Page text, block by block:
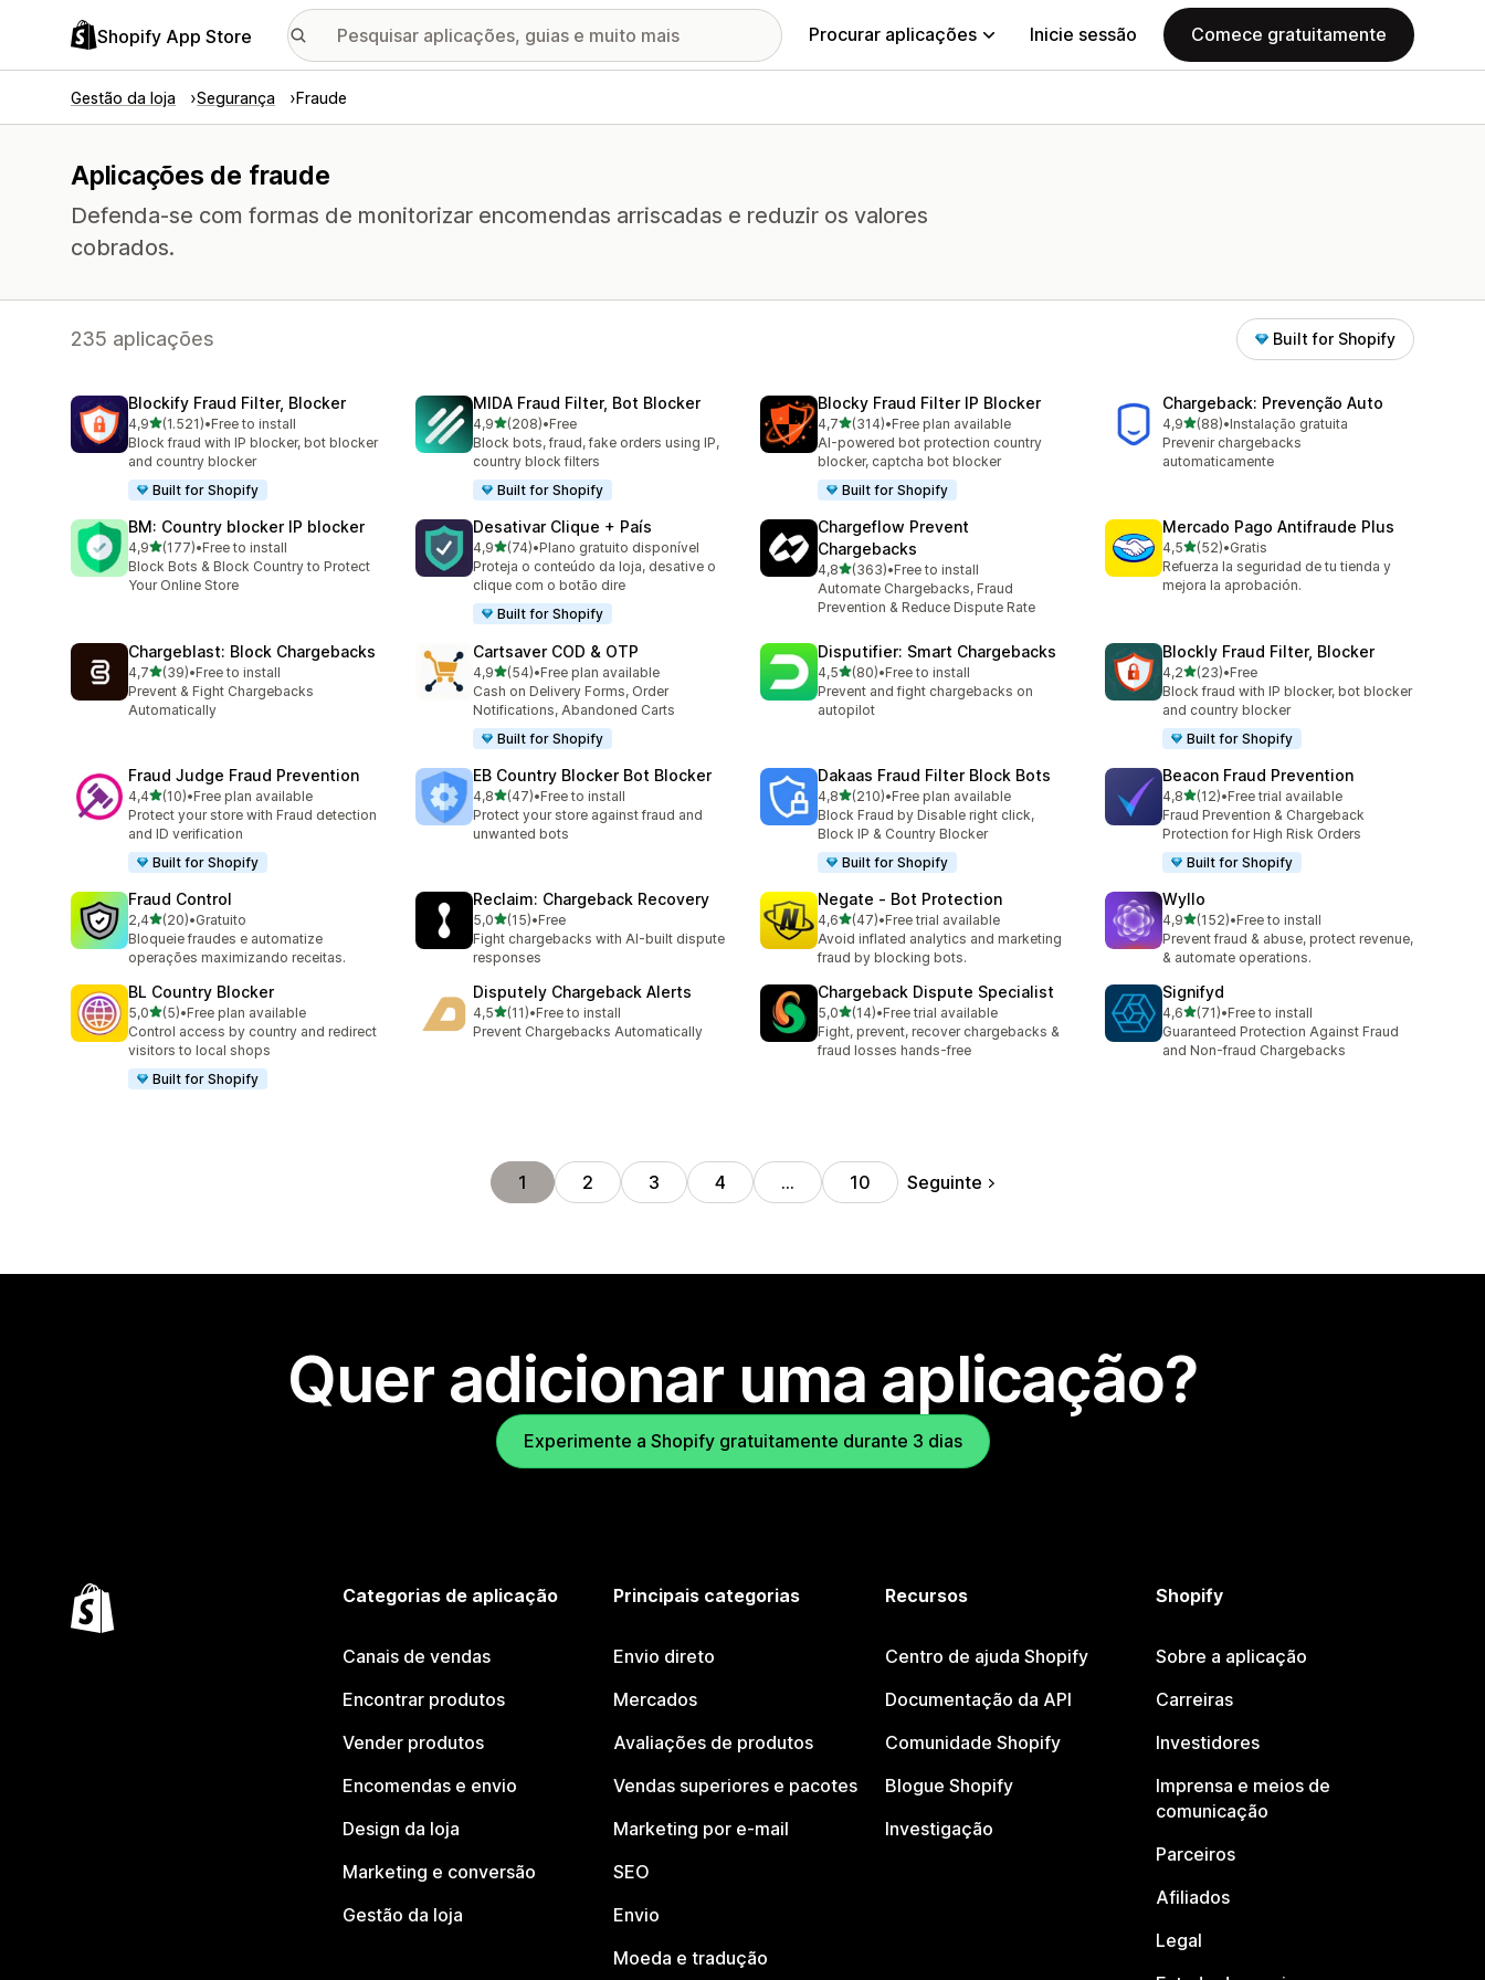
Shopify App Store Procurar aplicações Inicie sessão Comece gratuitamente
Gestão da loja Segurança Fraude
Aplicações de fraude
Defenda-se com formas de monitorizar encomendas arriscadas e reduzir os valores
cobrados.
235 aplicações Built for Shopify
Blockify Fraud Filter, Blocker
4,9de 5 estrelas
(1.521)
1521 total de avaliações
•Free to install
Block fraud with IP blocker, bot blocker
and country blocker
Built for Shopify
MIDA Fraud Filter, Bot Blocker
4,9de 5 estrelas
(208)
208 total de avaliações
•Free
Block bots, fraud, fake orders using IP,
country block filters
Built for Shopify
Blocky Fraud Filter IP Blocker
4,7de 5 estrelas
(314)
314 total de avaliações
•Free plan available
AI-powered bot protection country
blocker, captcha bot blocker
Built for Shopify
Chargeback: Prevenção Auto
4,9de 5 estrelas
(88)
88 total de avaliações
•Instalação gratuita
Prevenir chargebacks
automaticamente
BM: Country blocker IP blocker
4,9de 5 estrelas
(177)
177 total de avaliações
•Free to install
Block Bots & Block Country to Protect
Your Online Store
Desativar Clique + País
4,9de 5 estrelas
(74)
74 total de avaliações
•Plano gratuito disponível
Proteja o conteúdo da loja, desative o
clique com o botão dire
Built for Shopify
Chargeflow Prevent
Chargebacks
4,8de 5 estrelas
(363)
363 total de avaliações
•Free to install
Automate Chargebacks, Fraud
Prevention & Reduce Dispute Rate
Mercado Pago Antifraude Plus
4,5de 5 estrelas
(52)
52 total de avaliações
•Gratis
Refuerza la seguridad de tu tienda y
mejora la aprobación.
Chargeblast: Block Chargebacks
4,7de 5 estrelas
(39)
39 total de avaliações
•Free to install
Prevent & Fight Chargebacks
Automatically
Cartsaver COD & OTP
4,9de 5 estrelas
(54)
54 total de avaliações
•Free plan available
Cash on Delivery Forms, Order
Notifications, Abandoned Carts
Built for Shopify
Disputifier: Smart Chargebacks
4,5de 5 estrelas
(80)
80 total de avaliações
•Free to install
Prevent and fight chargebacks on
autopilot
Blockly Fraud Filter, Blocker
4,2de 5 estrelas
(23)
23 total de avaliações
•Free
Block fraud with IP blocker, bot blocker
and country blocker
Built for Shopify
Fraud Judge Fraud Prevention
4,4de 5 estrelas
(10)
10 total de avaliações
•Free plan available
Protect your store with Fraud detection
and ID verification
Built for Shopify
EB Country Blocker Bot Blocker
4,8de 5 estrelas
(47)
47 total de avaliações
•Free to install
Protect your store against fraud and
unwanted bots
Dakaas Fraud Filter Block Bots
4,8de 5 estrelas
(210)
210 total de avaliações
•Free plan available
Block Fraud by Disable right click,
Block IP & Country Blocker
Built for Shopify
Beacon Fraud Prevention
4,8de 5 estrelas
(12)
12 total de avaliações
•Free trial available
Fraud Prevention & Chargeback
Protection for High Risk Orders
Built for Shopify
Fraud Control
2,4de 5 estrelas
(20)
20 total de avaliações
•Gratuito
Bloqueie fraudes e automatize
operações maximizando receitas.
Reclaim: Chargeback Recovery
5,0de 5 estrelas
(15)
15 total de avaliações
•Free
Fight chargebacks with AI-built dispute
responses
Negate ‑ Bot Protection
4,6de 5 estrelas
(47)
47 total de avaliações
•Free trial available
Avoid inflated analytics and marketing
fraud by blocking bots.
Wyllo
4,9de 5 estrelas
(152)
152 total de avaliações
•Free to install
Prevent fraud & abuse, protect revenue,
& automate operations.
BL Country Blocker
5,0de 5 estrelas
(5)
5 total de avaliações
•Free plan available
Control access by country and redirect
visitors to local shops
Built for Shopify
Disputely Chargeback Alerts
4,5de 5 estrelas
(11)
11 total de avaliações
•Free to install
Prevent Chargebacks Automatically
Chargeback Dispute Specialist
5,0de 5 estrelas
(14)
14 total de avaliações
•Free trial available
Fight, prevent, recover chargebacks &
fraud losses hands-free
Signifyd
4,6de 5 estrelas
(71)
71 total de avaliações
•Free to install
Guaranteed Protection Against Fraud
and Non-fraud Chargebacks
1 2 3 4 … 10 Seguinte
Quer adicionar uma aplicação?
Experimente a Shopify gratuitamente durante 3 dias
Categorias de aplicação
Canais de vendas
Encontrar produtos
Vender produtos
Encomendas e envio
Design da loja
Marketing e conversão
Gestão da loja
Principais categorias
Envio direto
Mercados
Avaliações de produtos
Vendas superiores e pacotes
Marketing por e-mail
SEO
Envio
Moeda e tradução
Recursos
Centro de ajuda Shopify
Documentação da API
Comunidade Shopify
Blogue Shopify
Investigação
Shopify
Sobre a aplicação
Carreiras
Investidores
Imprensa e meios de
comunicação
Parceiros
Afiliados
Legal